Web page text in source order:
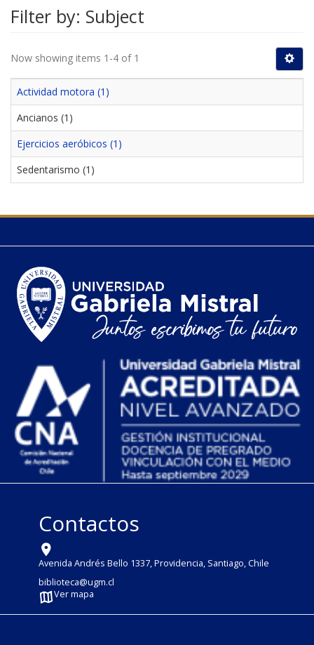
Filter by: Subject
Now showing items 1-4 of 1
Actividad motora (1)
Ancianos (1)
Ejercicios aeróbicos (1)
Sedentarismo (1)
Contactos
Avenida Andrés Bello 1337, Providencia, Santiago, Chile
biblioteca@ugm.cl
Ver mapa